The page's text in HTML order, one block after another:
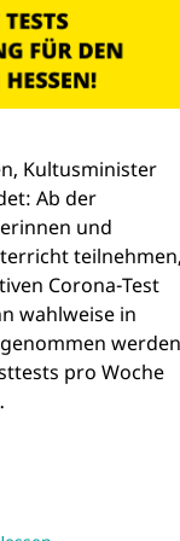
Kultusminister
Ab der
und
Corona-Test
wahlweise in
werden
pro Woche